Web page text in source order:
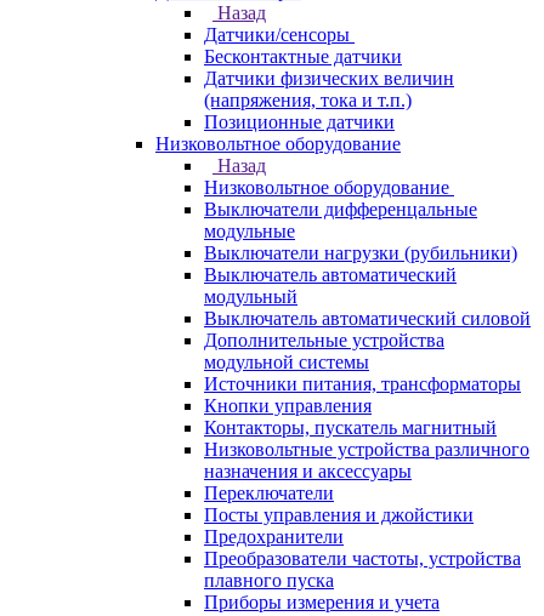
Назад
Датчики/сенсоры
Бесконтактные датчики
Датчики физических величин
(напряжения, тока и т.п.)
Позиционные датчики
Низковольтное оборудование
Назад
Низковольтное оборудование
Выключатели дифференцальные
модульные
Выключатели нагрузки (рубильники)
Выключатель автоматический
модульный
Выключатель автоматический силовой
Дополнительные устройства
модульной системы
Источники питания, трансформаторы
Кнопки управления
Контакторы, пускатель магнитный
Низковольтные устройства различного
назначения и аксессуары
Переключатели
Посты управления и джойстики
Предохранители
Преобразователи частоты, устройства
плавного пуска
Приборы измерения и учета